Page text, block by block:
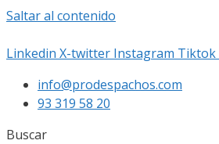
Saltar al contenido
Linkedin X-twitter Instagram Tiktok
info@prodespachos.com
93 319 58 20
Buscar